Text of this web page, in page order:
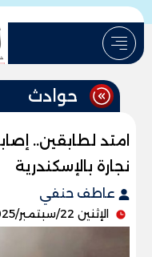
حوادث
نجارة بالإسكندرية
عاطف حنفي
الإثنين 22/سبتمبر/2025 - 04:26 م